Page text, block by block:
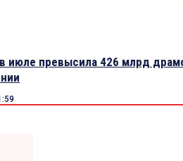
июле превысила 426 млрд